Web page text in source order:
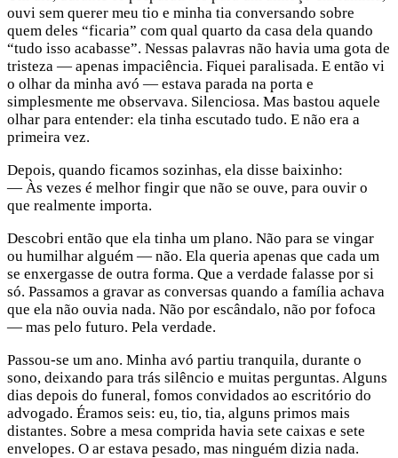
ouvi sem querer meu tio e minha tia conversando sobre
quem deles “ficaria” com qual quarto da casa dela quando
“tudo isso acabasse”. Nessas palavras não havia uma gota de
tristeza — apenas impaciência. Fiquei paralisada. E então vi
o olhar da minha avó — estava parada na porta e
simplesmente me observava. Silenciosa. Mas bastou aquele
olhar para entender: ela tinha escutado tudo. E não era a
primeira vez.
Depois, quando ficamos sozinhas, ela disse baixinho:
— Às vezes é melhor fingir que não se ouve, para ouvir o
que realmente importa.
Descobri então que ela tinha um plano. Não para se vingar
ou humilhar alguém — não. Ela queria apenas que cada um
se enxergasse de outra forma. Que a verdade falasse por si
só. Passamos a gravar as conversas quando a família achava
que ela não ouvia nada. Não por escândalo, não por fofoca
— mas pelo futuro. Pela verdade.
Passou-se um ano. Minha avó partiu tranquila, durante o
sono, deixando para trás silêncio e muitas perguntas. Alguns
dias depois do funeral, fomos convidados ao escritório do
advogado. Éramos seis: eu, tio, tia, alguns primos mais
distantes. Sobre a mesa comprida havia sete caixas e sete
envelopes. O ar estava pesado, mas ninguém dizia nada.